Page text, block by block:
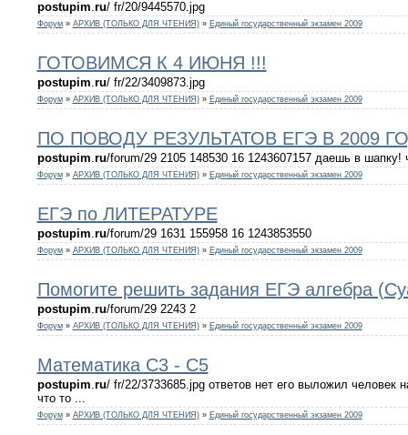
postupim ru/ fr/20/9445570.jpg
Форум » АРХИВ (ТОЛЬКО ДЛЯ ЧТЕНИЯ) » Единый государственный экзамен 2009
ГОТОВИМСЯ К 4 ИЮНЯ !!!
postupim ru/ fr/22/3409873.jpg
Форум » АРХИВ (ТОЛЬКО ДЛЯ ЧТЕНИЯ) » Единый государственный экзамен 2009
ПО ПОВОДУ РЕЗУЛЬТАТОВ ЕГЭ В 2009
postupim ru/forum/29 2105 148530 16 1243607157 даешь в шапку!
Форум » АРХИВ (ТОЛЬКО ДЛЯ ЧТЕНИЯ) » Единый государственный экзамен 2009
ЕГЭ по ЛИТЕРАТУРЕ
postupim ru/forum/29 1631 155958 16 1243853550
Форум » АРХИВ (ТОЛЬКО ДЛЯ ЧТЕНИЯ) » Единый государственный экзамен 2009
Помогите решить задания ЕГЭ алгебра
postupim ru/forum/29 2243 2
Форум » АРХИВ (ТОЛЬКО ДЛЯ ЧТЕНИЯ) » Единый государственный экзамен 2009
Математика С3 - С5
postupim ru/ fr/22/3733685.jpg ответов нет его выложил человек
что то ...
Форум » АРХИВ (ТОЛЬКО ДЛЯ ЧТЕНИЯ) » Единый государственный экзамен 2009